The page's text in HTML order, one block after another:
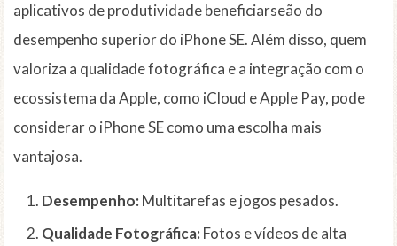
aplicativos de produtividade beneficiarseão do
desempenho superior do iPhone SE. Além disso, quem
valoriza a qualidade fotográfica e a integração com o
ecossistema da Apple, como iCloud e Apple Pay, pode
considerar o iPhone SE como uma escolha mais
vantajosa.
Desempenho:Multitarefas e jogos pesados.
Qualidade Fotográfica:Fotos e vídeos de alta